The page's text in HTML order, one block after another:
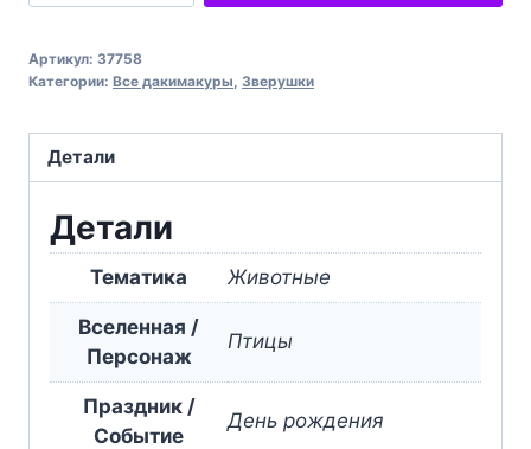
Поле
квітів
Field
of
Артикул: 37758
Категории: Все дакимакуры, Зверушки
Детали
Детали
Тематика Животные
Вселенная /
Персонаж
Птицы
Праздник /
Событие
День рождения